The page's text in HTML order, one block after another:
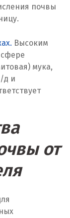
почвы
Высоким
мука,
д и
от